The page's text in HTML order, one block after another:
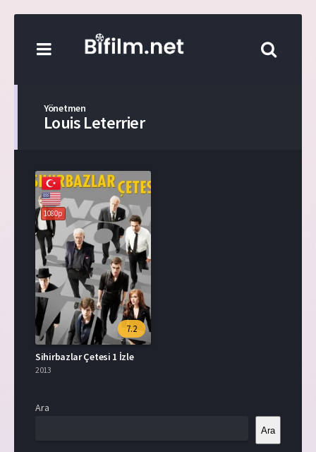
Yönetmen
Louis Leterrier
1080p
7.2
Sihirbazlar Çetesi 1 İzle
2013
Ara
Ara